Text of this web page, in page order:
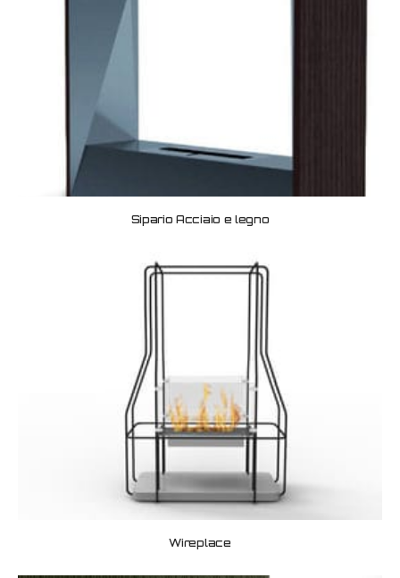
Sipario Acciaio e legno
Wireplace